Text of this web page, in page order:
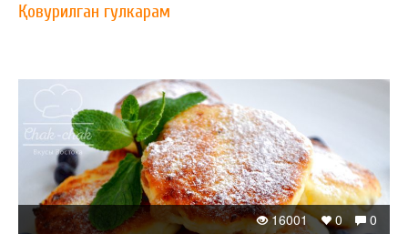
Қовурилган гулкарам
0
0
16001